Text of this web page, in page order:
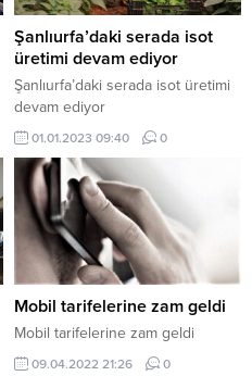
Şanlıurfa’daki serada isot
üretimi devam ediyor
Şanlıurfa’daki serada isot üretimi
devam ediyor
01.01.2023 09:40 0
Mobil tarifelerine zam geldi
Mobil tarifelerine zam geldi
09.04.2022 21:26 0